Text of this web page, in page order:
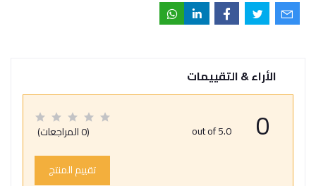
الأراء & التقييمات
0
out of 5.0 (0 المراجعات)
تقييم المنتج